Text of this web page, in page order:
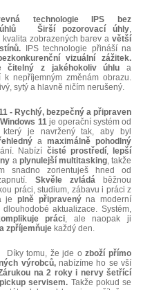
technologie IPS bez
Širší pozorovací úhly,
kvalita zobrazených barev a větší
IPS technologie přináší na
vizuální zážitek.
čitelný z jakéhokoliv úhlu a
k nepříjemným změnám obrazu.
sytý a hlavně ničím nerušený.
- Rychlý, bezpečný a připraven
Windows 11je operační systém od
který je navržený tak, aby byl
a maximálně pohodlný
Nabízí čisté prostředí,
lepší
a plynulejší multitasking, takže
snadno zorientuješ hned od
Skvěle zvládáběžnou
práci, studium, zábavu i práci z
je plně připravenýna moderní
aktualizace. Systém,
práci, ale naopak ji
a zpříjemňuje každý den.
Díky tomu, že jde ozboží přímo
výrobců,nabízíme ho se vší
na 2 roky i nervy šetřící
servisem. Takže pokud se